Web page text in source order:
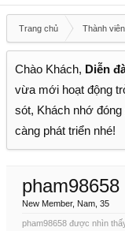
Trang chủ Thành viên
Chào Khách, Diễn
vừa mới hoạt động
sót, Khách nhớ
càng phát triển nhé!
pham98658
New Member, Nam, 35
pham98658 được nhìn